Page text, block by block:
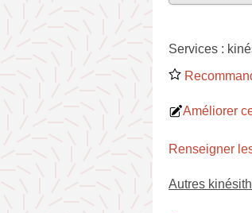
Services :
Améliorer
Renseigner
Autres